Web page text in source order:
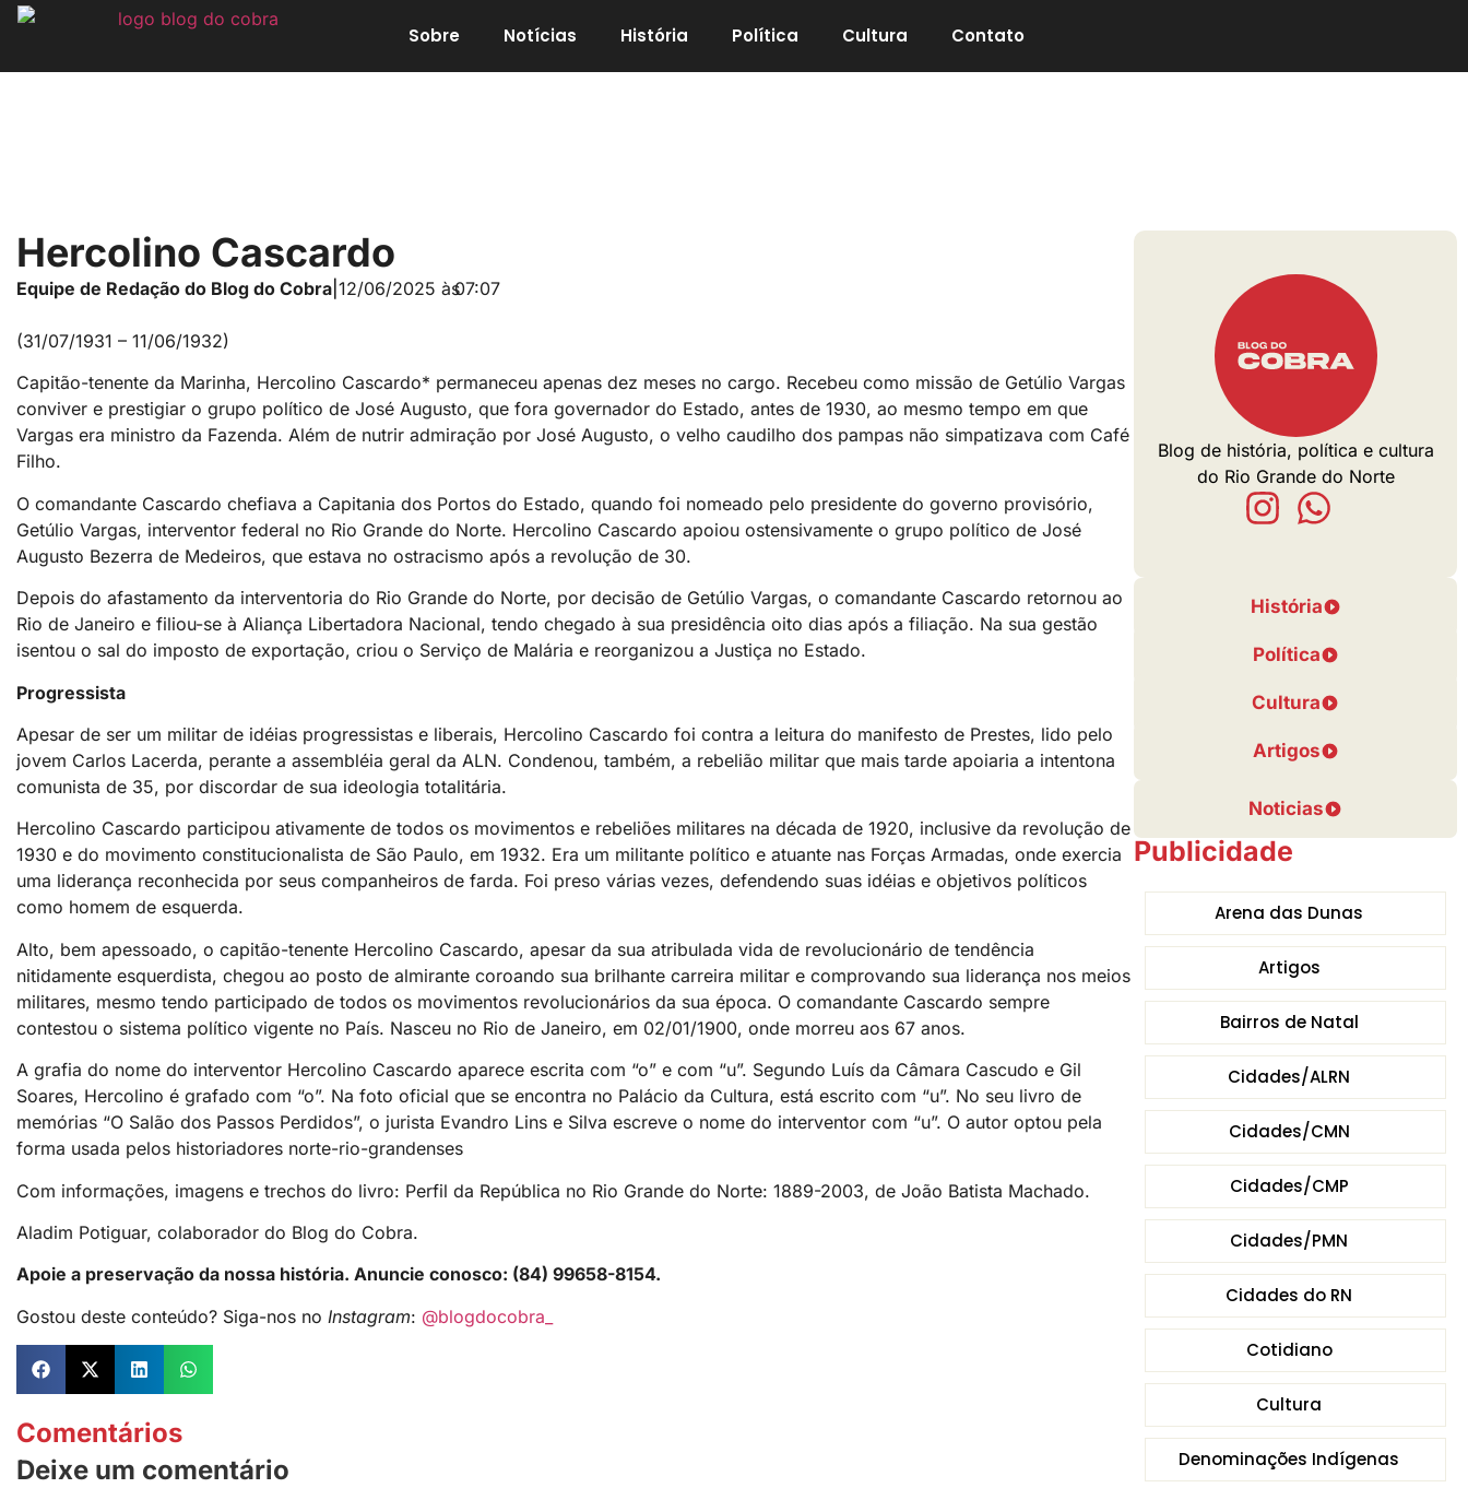
Sobre Notícias História Política Cultura Contato
Blog de história, política e cultura
do Rio Grande do Norte
História
Política
Cultura
Artigos
Noticias
Publicidade
Arena das Dunas
Artigos
Bairros de Natal
Cidades/ALRN
Cidades/CMN
Cidades/CMP
Cidades/PMN
Cidades do RN
Cotidiano
Cultura
Denominações Indígenas
Hercolino Cascardo
Equipe de Redação do Blog do Cobra 12/06/2025 às07:07
(31/07/1931 – 11/06/1932)
Capitão-tenente da Marinha, Hercolino Cascardo* permaneceu apenas dez meses no cargo. Recebeu como missão de Getúlio Vargas
conviver e prestigiar o grupo político de José Augusto, que fora governador do Estado, antes de 1930, ao mesmo tempo em que
Vargas era ministro da Fazenda. Além de nutrir admiração por José Augusto, o velho caudilho dos pampas não simpatizava com Café
Filho.
O comandante Cascardo chefiava a Capitania dos Portos do Estado, quando foi nomeado pelo presidente do governo provisório,
Getúlio Vargas, interventor federal no Rio Grande do Norte. Hercolino Cascardo apoiou ostensivamente o grupo político de José
Augusto Bezerra de Medeiros, que estava no ostracismo após a revolução de 30.
Depois do afastamento da interventoria do Rio Grande do Norte, por decisão de Getúlio Vargas, o comandante Cascardo retornou ao
Rio de Janeiro e filiou-se à Aliança Libertadora Nacional, tendo chegado à sua presidência oito dias após a filiação. Na sua gestão
isentou o sal do imposto de exportação, criou o Serviço de Malária e reorganizou a Justiça no Estado.
Progressista
Apesar de ser um militar de idéias progressistas e liberais, Hercolino Cascardo foi contra a leitura do manifesto de Prestes, lido pelo
jovem Carlos Lacerda, perante a assembléia geral da ALN. Condenou, também, a rebelião militar que mais tarde apoiaria a intentona
comunista de 35, por discordar de sua ideologia totalitária.
Hercolino Cascardo participou ativamente de todos os movimentos e rebeliões militares na década de 1920, inclusive da revolução de
1930 e do movimento constitucionalista de São Paulo, em 1932. Era um militante político e atuante nas Forças Armadas, onde exercia
uma liderança reconhecida por seus companheiros de farda. Foi preso várias vezes, defendendo suas idéias e objetivos políticos
como homem de esquerda.
Alto, bem apessoado, o capitão-tenente Hercolino Cascardo, apesar da sua atribulada vida de revolucionário de tendência
nitidamente esquerdista, chegou ao posto de almirante coroando sua brilhante carreira militar e comprovando sua liderança nos meios
militares, mesmo tendo participado de todos os movimentos revolucionários da sua época. O comandante Cascardo sempre
contestou o sistema político vigente no País. Nasceu no Rio de Janeiro, em 02/01/1900, onde morreu aos 67 anos.
A grafia do nome do interventor Hercolino Cascardo aparece escrita com “o” e com “u”. Segundo Luís da Câmara Cascudo e Gil
Soares, Hercolino é grafado com “o”. Na foto oficial que se encontra no Palácio da Cultura, está escrito com “u”. No seu livro de
memórias “O Salão dos Passos Perdidos”, o jurista Evandro Lins e Silva escreve o nome do interventor com “u”. O autor optou pela
forma usada pelos historiadores norte-rio-grandenses
Com informações, imagens e trechos do livro: Perfil da República no Rio Grande do Norte: 1889-2003, de João Batista Machado.
Aladim Potiguar, colaborador do Blog do Cobra.
Apoie a preservação da nossa história. Anuncie conosco: (84) 99658-8154.
Gostou deste conteúdo? Siga-nos no Instagram: @blogdocobra_
Comentários
Deixe um comentário